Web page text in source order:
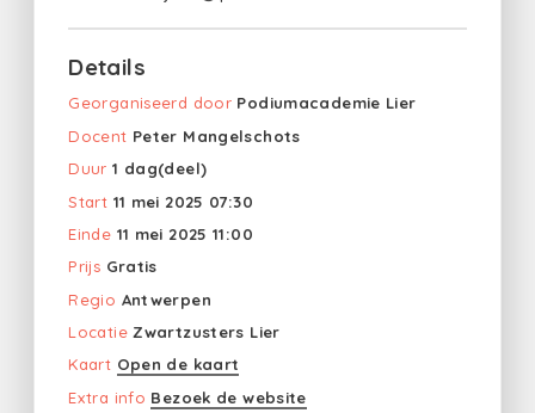
Details
Georganiseerd door Podiumacademie Lier
Docent Peter Mangelschots
Duur 1 dag(deel)
Start 11 mei 2025 07:30
Einde 11 mei 2025 11:00
Prijs Gratis
Regio Antwerpen
Locatie Zwartzusters Lier
Kaart Open de kaart
Extra info Bezoek de website